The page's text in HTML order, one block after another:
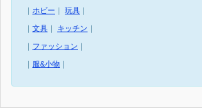
｜ ホビー ｜ 玩具 ｜
｜ 文具 ｜ キッチン ｜
｜ ファッション ｜
｜ 服&小物 ｜